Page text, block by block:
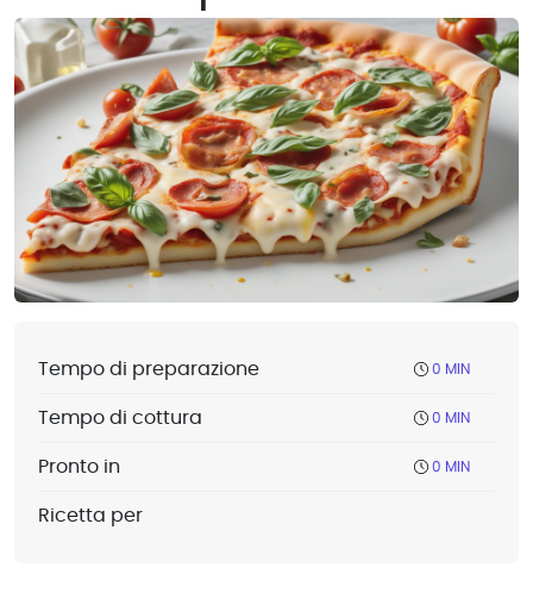
Tempo di preparazione 0 MIN
Tempo di cottura 0 MIN
Pronto in 0 MIN
Ricetta per